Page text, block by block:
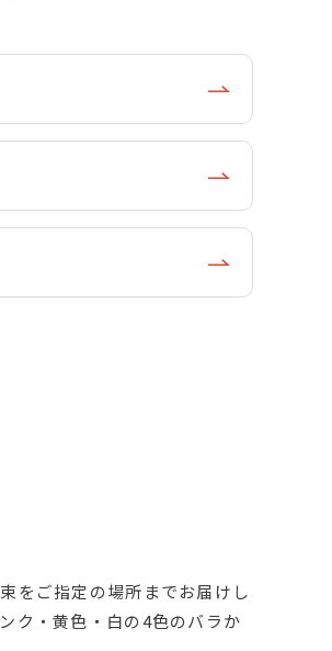
をご指定の場所までお届けし
ク・黄色・白の4色のバラか